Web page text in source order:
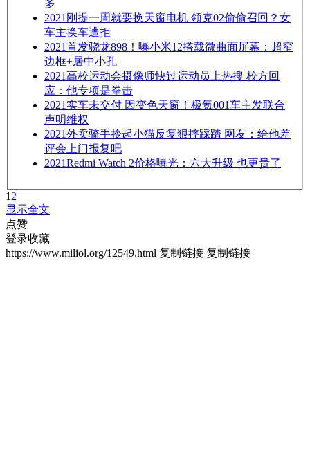
多
2021 刚提一周就要换天窗电机 领克02偷偷召回？女
车主换车遭拒
2021首发骁龙898！曝小米12搭载微曲面屏幕：超窄
边框+居中小孔
2021高校运动会摄像师快过运动员上热搜 校方回
应：他专项是拳击
2021 实车未交付 因变色天窗！极氪001车主发联合
声明维权
2021外卖骑手拎起小猫反复狠摔踩踏 网友：给他差
评会上门报复吧
2021Redmi Watch 2价格曝光：六大升级 也更贵了
1 2
显示全文
点赞
登录收藏
https://www.miliol.org/12549.html 复制链接 复制链接